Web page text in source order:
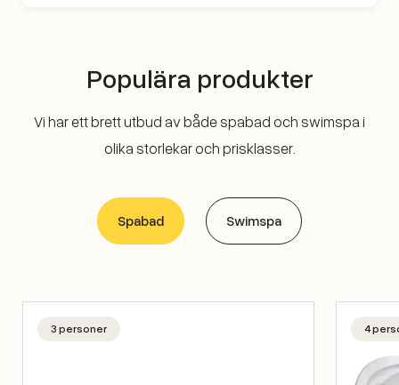
Populära produkter
Vi har ett brett utbud av både spabad och swimspa i
olika storlekar och prisklasser.
Spabad Swimspa
3 personer 4